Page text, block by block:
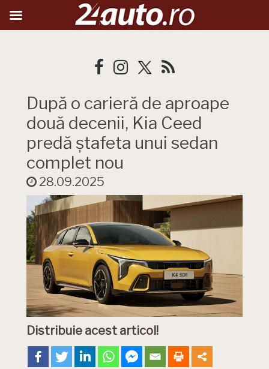
După o carieră de aproape
două decenii, Kia Ceed
predă ștafeta unui sedan
complet nou
28.09.2025
Distribuie acest articol!